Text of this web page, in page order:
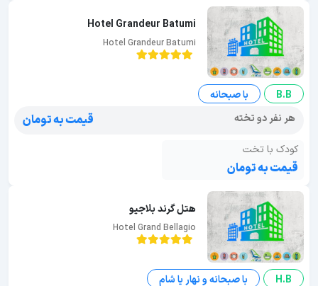
Hotel Grandeur Batumi
Hotel Grandeur Batumi
B.B
با صبحانه
هر نفر دو تخته
قیمت به تومان
کودک با تخت
قیمت به تومان
هتل گرند بلاجیو
Hotel Grand Bellagio
H.B با صبحانه و نهار یا شام